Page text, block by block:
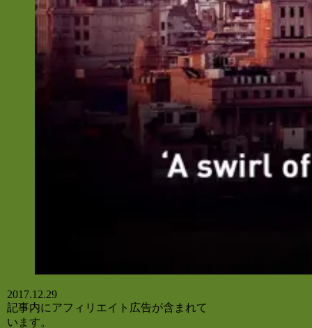
2017.12.29
記事内にアフィリエイト広告が含まれて
います。